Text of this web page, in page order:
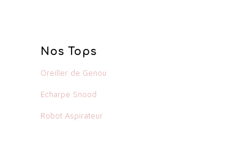
Nos Tops
Oreiller de Genou
Echarpe Snood
Robot Aspirateur